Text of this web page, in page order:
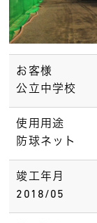
お客様
公立中学校
使用用途
防球ネット
竣工年月
2018/05